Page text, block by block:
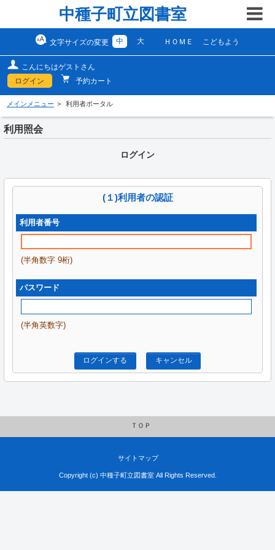
中種子町立図書室
文字サイズの変更 中 大 ＨＯＭＥ こどもよう
こんにちはゲストさん
ログイン
予約カート
メインメニュー 利用者ポータル
利用照会
ログイン
(１)利用者の認証
利用者番号
(半角数字 9桁)
パスワード
(半角英数字)
ログインする キャンセル
ＴＯＰ
サイトマップ
Copyright (c) 中種子町立図書室 All Rights Reserved.